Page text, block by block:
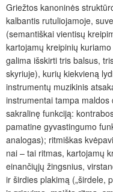
Griežtos kanoninės
kalbantis rutuliojamoje,
(semantiškai vientisų
kartojamų kreipinių
galima išskirti tris balsus,
skyriuje), kurių kiekvieną
instrumentų muzikinis
instrumentai tampa
sakralinę funkciją:
pamatine gyvastingumo
analogas); ritmiškas
nai – tai ritmas, kartojamų
einančiųjų žingsnius,
ir širdies plakimą („širdele,